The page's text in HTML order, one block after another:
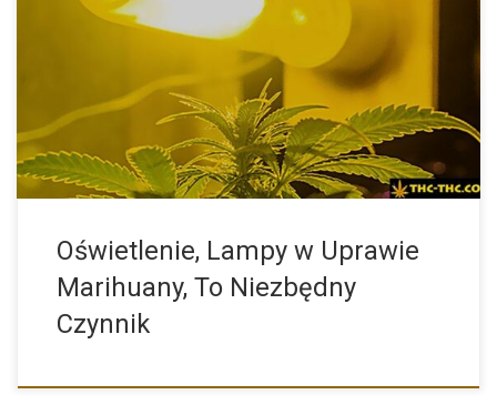
Odnalezienie się w świecie oświetlenia roślin nie jest łatwe,
szczególnie na początku. W tym artykule chcemy pokazać,
jakiego oświetlenia potrzebują […]
Oświetlenie, Lampy w Uprawie
Marihuany, To Niezbędny
Czynnik